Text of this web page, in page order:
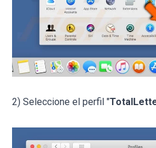
2) Seleccione el perfil "